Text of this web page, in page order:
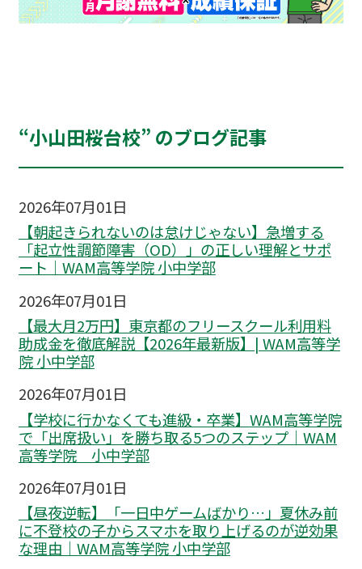
“小山田桜台校” のブログ記事
2026年07月01日
【朝起きられないのは怠けじゃない】急増する
「起立性調節障害（OD）」の正しい理解とサポ
ート｜WAM高等学院 小中学部
2026年07月01日
【最大月2万円】東京都のフリースクール利用料
助成金を徹底解説【2026年最新版】| WAM高等学
院 小中学部
2026年07月01日
【学校に行かなくても進級・卒業】WAM高等学院
で「出席扱い」を勝ち取る5つのステップ｜WAM
高等学院 小中学部
2026年07月01日
【昼夜逆転】「一日中ゲームばかり…」夏休み前
に不登校の子からスマホを取り上げるのが逆効果
な理由｜WAM高等学院 小中学部